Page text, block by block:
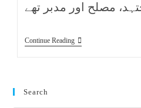
Continue Reading
Search